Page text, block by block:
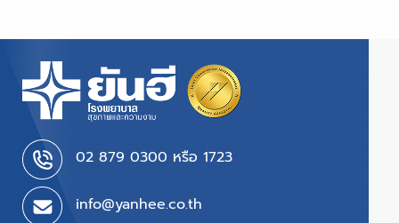
02 879 0300 หรือ 1723
info@yanhee.co.th